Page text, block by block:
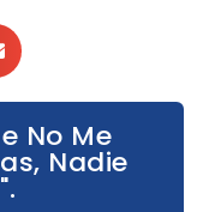
No Me
Nadie